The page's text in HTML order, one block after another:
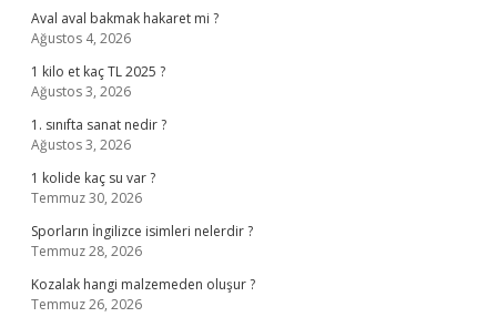
Aval aval bakmak hakaret mi ?
Ağustos 4, 2026
1 kilo et kaç TL 2025 ?
Ağustos 3, 2026
1. sınıfta sanat nedir ?
Ağustos 3, 2026
1 kolide kaç su var ?
Temmuz 30, 2026
Sporların İngilizce isimleri nelerdir ?
Temmuz 28, 2026
Kozalak hangi malzemeden oluşur ?
Temmuz 26, 2026